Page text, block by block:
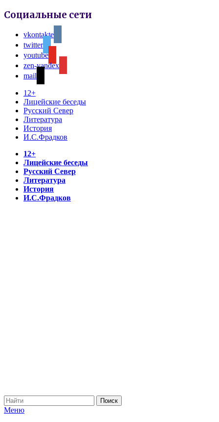
Социальные сети
vkontakte
twitter
youtube
zen-yandex
mail
12+
Лицейские беседы
Русский Север
Литература
История
И.С.Фрадков
12+
Лицейские беседы
Русский Север
Литература
История
И.С.Фрадков
Меню